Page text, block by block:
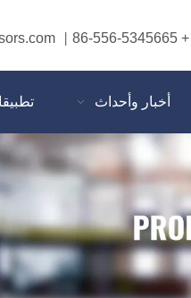
+ 86-556-5345665
أخبار وأحداث